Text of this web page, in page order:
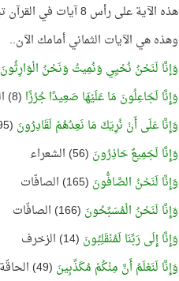
هذه الآية على رأس 8 آيات في القرآن تبدأ بلفظ (
وهذه هي الآيات الثماني أمامك الآن..
وَإنَّا لَنَحْنُ نُحْيِي وَنُمِيتُ وَنَحْنُ الْوَارِثُونَ
وَإِنَّا لَجَاعِلُونَ مَا عَلَيْهَا صَعِيدًا جُرُزًا (8) الكهف
وَإِنَّا عَلَى أَنْ نُرِيَكَ مَا نَعِدُهُمْ لَقَادِرُونَ (95) المؤمنون
وَإِنَّا لَجَمِيعٌ حَاذِرُونَ (56) الشعراء
وَإِنَّا لَنَحْنُ الصَّافُّونَ (165) الصافّات
وَإِنَّا لَنَحْنُ الْمُسَبِّحُونَ (166) الصافّات
وَإِنَّا إِلَى رَبِّنَا لَمُنْقَلِبُونَ (14) الزخرف
وَإِنَّا لَنَعْلَمُ أَنَّ مِنْكُمْ مُكَذِّبِينَ (49) الحاقّة